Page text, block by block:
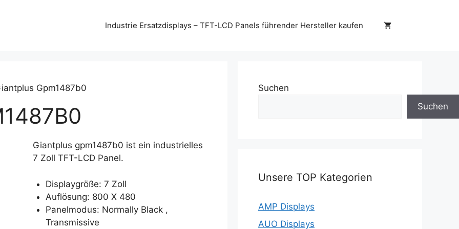
Industrie Ersatzdisplays – TFT-LCD Panels führender Hersteller kaufen
Gpm1487b0
Giantplus gpm1487b0 ist ein industrielles
7 Zoll TFT-LCD Panel.
Displaygröße: 7 Zoll
Auflösung: 800 X 480
Panelmodus: Normally Black ,
Transmissive
Suchen
Suchen
Unsere TOP Kategorien
AMP Displays
AUO Displays